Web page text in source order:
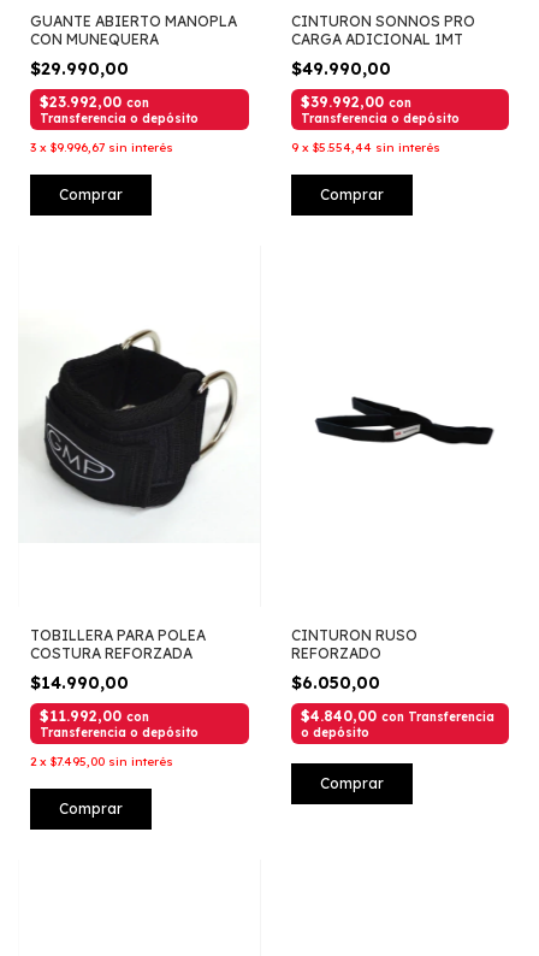
GUANTE ABIERTO MANOPLA
CON MUNEQUERA
$29.990,00
$23.992,00 con
Transferencia o depósito
3 x $9.996,67 sin interés
Comprar
CINTURON SONNOS PRO
CARGA ADICIONAL 1MT
$49.990,00
$39.992,00 con
Transferencia o depósito
9 x $5.554,44 sin interés
Comprar
TOBILLERA PARA POLEA
COSTURA REFORZADA
$14.990,00
$11.992,00 con
Transferencia o depósito
2 x $7.495,00 sin interés
Comprar
CINTURON RUSO
REFORZADO
$6.050,00
$4.840,00 con Transferencia
o depósito
Comprar